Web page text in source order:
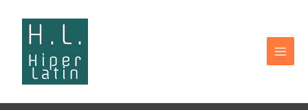
contenido